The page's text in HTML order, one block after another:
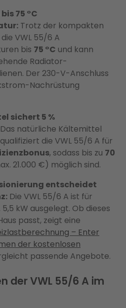
75 °C
Trotz der kompakten
VWL 55/6 A
bis 75 °C und kann
Radiator-
Der 230-V-Anschluss
Nachrüstung
sichert 5 %
Das natürliche Kältemittel
die VWL 55/6 A für
, sodass bis zu 70
21.000 €) möglich sind.
entscheidet
Die VWL 55/6 A ist für
kW ausgelegt. Ob dieses
passt, zeigt eine
– Enter
der kostenlosen
passende Angebote.
der VWL 55/6 A im